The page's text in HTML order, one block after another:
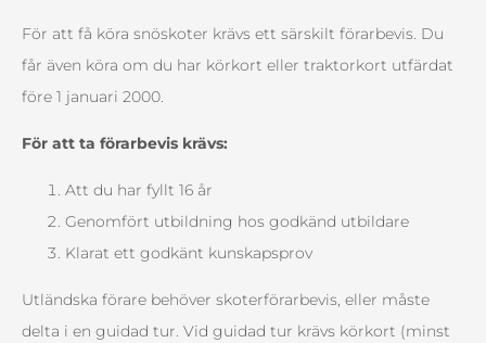
För att få köra snöskoter krävs ett särskilt förarbevis. Du
får även köra om du har körkort eller traktorkort utfärdat
före 1 januari 2000.
För att ta förarbevis krävs:
Att du har fyllt 16 år
Genomfört utbildning hos godkänd utbildare
Klarat ett godkänt kunskapsprov
Utländska förare behöver skoterförarbevis, eller måste
delta i en guidad tur. Vid guidad tur krävs körkort (minst